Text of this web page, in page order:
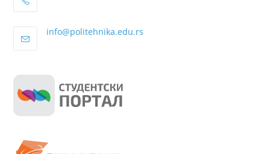
info@politehnika.edu.rs